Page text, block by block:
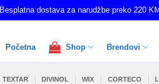
Besplatna dostava za narudžbe preko 220
Početna Shop Brendovi
TEXTAR DIVINOL WIX CORTECO